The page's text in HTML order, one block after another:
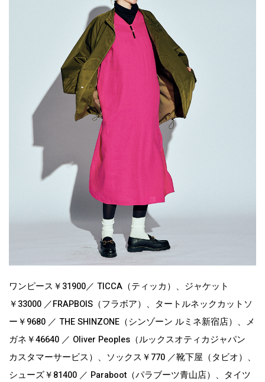
ワンピース￥31900／ TICCA（ティッカ）、ジャケット
￥33000 ／FRAPBOIS（フラボア）、タートルネックカットソ
ー￥9680 ／ THE SHINZONE（シンゾーン ルミネ新宿店）、メ
ガネ￥46640 ／ Oliver Peoples（ルックスオティカジャパン
カスタマーサービス）、ソックス￥770 ／靴下屋（タビオ）、
シューズ￥81400 ／ Paraboot（パラブーツ青山店）、タイツ